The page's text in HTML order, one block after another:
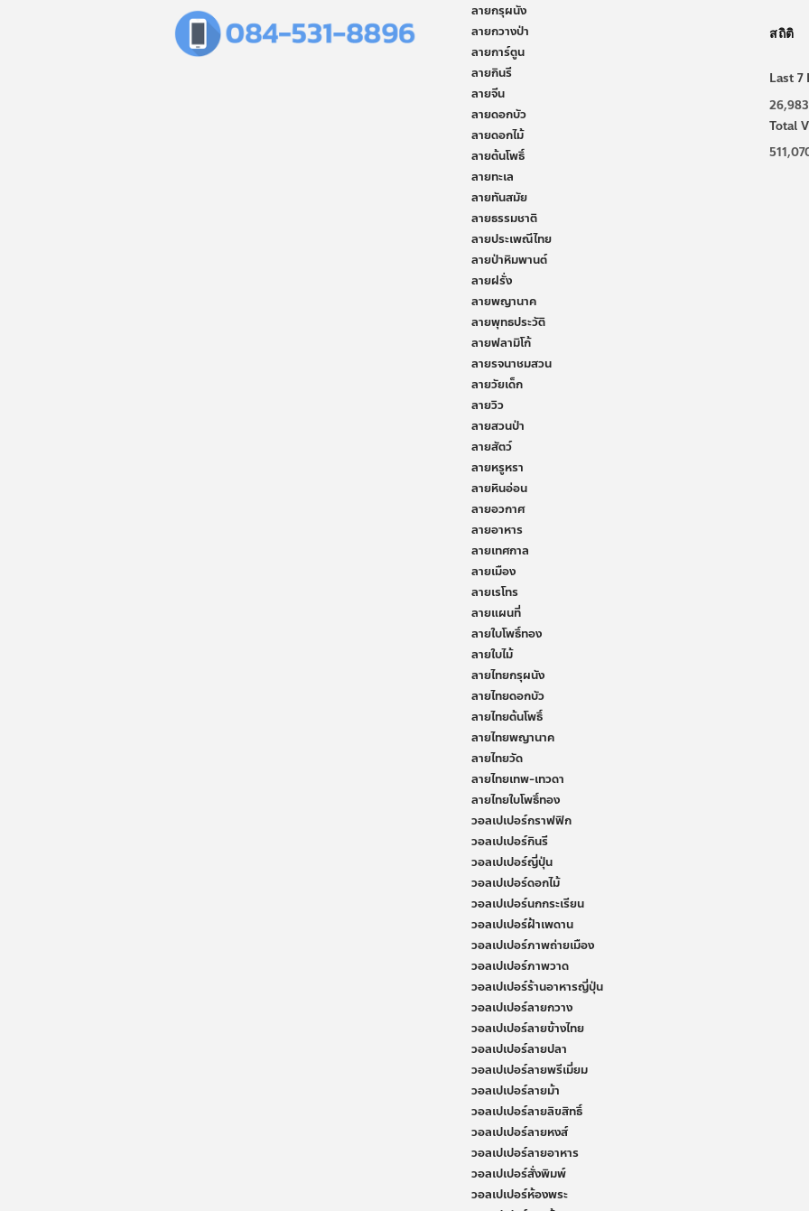
ลายกรุผนัง
ลายกวางป่า
ลายการ์ตูน
ลายกินรี
ลายจีน
ลายดอกบัว
ลายดอกไม้
ลายต้นโพธิ์
ลายทะเล
ลายทันสมัย
ลายธรรมชาติ
ลายประเพณีไทย
ลายป่าหิมพานต์
ลายฝรั่ง
ลายพญานาค
ลายพุทธประวัติ
ลายฟลามิโก้
ลายรจนาชมสวน
ลายวัยเด็ก
ลายวิว
ลายสวนป่า
ลายสัตว์
ลายหรูหรา
ลายหินอ่อน
ลายอวกาศ
ลายอาหาร
ลายเทศกาล
ลายเมือง
ลายเรโทร
ลายแผนที่
ลายใบโพธิ์ทอง
ลายใบไม้
ลายไทยกรุผนัง
ลายไทยดอกบัว
ลายไทยต้นโพธิ์
ลายไทยพญานาค
ลายไทยวัด
ลายไทยเทพ-เทวดา
ลายไทยใบโพธิ์ทอง
วอลเปเปอร์กราฟฟิก
วอลเปเปอร์กินรี
วอลเปเปอร์ญี่ปุ่น
วอลเปเปอร์ดอกไม้
วอลเปเปอร์นกกระเรียน
วอลเปเปอร์ฝ้าเพดาน
วอลเปเปอร์ภาพถ่ายเมือง
วอลเปเปอร์ภาพวาด
วอลเปเปอร์ร้านอาหารญี่ปุ่น
วอลเปเปอร์ลายกวาง
วอลเปเปอร์ลายข้างไทย
วอลเปเปอร์ลายปลา
วอลเปเปอร์ลายพรีเมี่ยม
วอลเปเปอร์ลายม้า
วอลเปเปอร์ลายลิขสิทธิ์
วอลเปเปอร์ลายหงส์
วอลเปเปอร์ลายอาหาร
วอลเปเปอร์สั่งพิมพ์
วอลเปเปอร์ห้องพระ
สถิติ
Last 7
26,983
Total